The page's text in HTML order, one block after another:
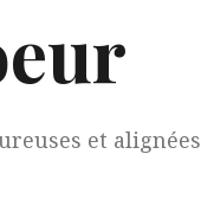
et alignées